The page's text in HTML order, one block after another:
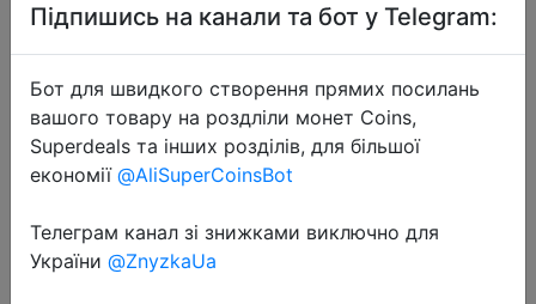
2022-07-07
Підпишись на канали та бот у Telegram:
Бот для швидкого створення прямих посилань
вашого товару на роздліли монет Coins,
Superdeals та інших розділів, для більшої
економії @AliSuperCoinsBot
Телеграм канал зі знижками виключно для
України @ZnyzkaUa